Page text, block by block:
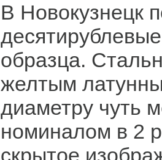
В Новокузнецк
образца.
желтым
диаметру чуть
номиналом в 2
скрытое